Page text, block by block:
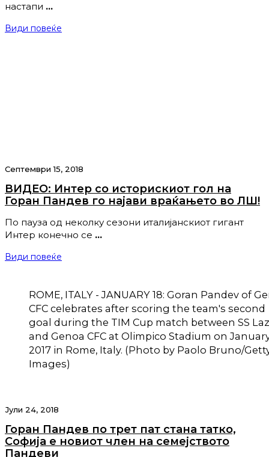
настапи …
Види повеќе
Септември 15, 2018
ВИДЕО: Интер со историскиот гол на
Горан Пандев го најави враќањето во ЛШ!
По пауза од неколку сезони италијанскиот гигант
Интер конечно се …
Види повеќе
ROME, ITALY - JANUARY 18: Goran Pandev of
CFC celebrates after scoring the team's second
goal during the TIM Cup match between SS
and Genoa CFC at Olimpico Stadium on
2017 in Rome, Italy. (Photo by Paolo Bruno/
Images)
Јули 24, 2018
Горан Пандев по трет пат стана татко,
Софија е новиот член на семејството
Пандеви